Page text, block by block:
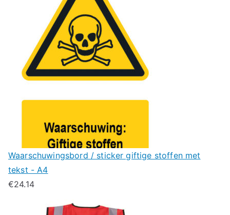
Waarschuwingsbord / sticker giftige stoffen met
tekst - A4
€24.14